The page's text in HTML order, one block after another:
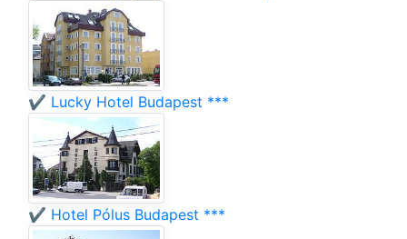
✔️ Lucky Hotel Budapest ***
✔️ Hotel Pólus Budapest ***